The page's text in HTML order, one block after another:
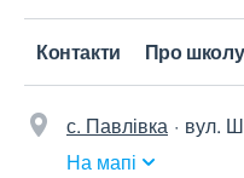
Контакти Про школу
с. Павлівка
вул.
На мапі